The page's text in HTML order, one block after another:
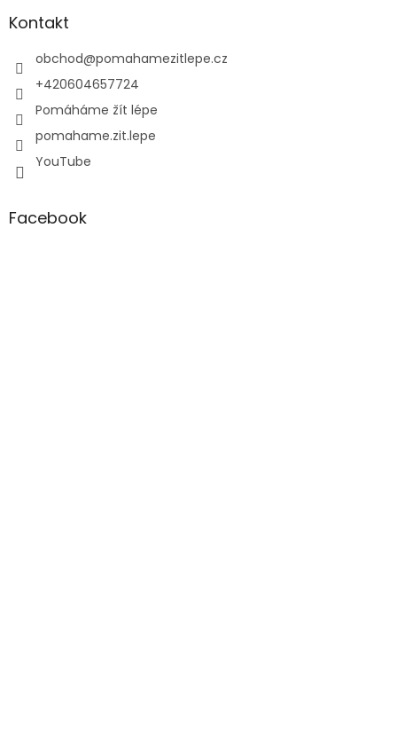
aKontakt
obchod@pomahamezitlepe.cz
+420604657724
Pomáháme žít lépe
pomahame.zit.lepe
YouTube
Facebook